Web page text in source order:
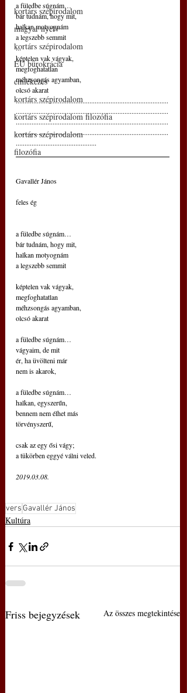
kortárs szépirodalom
magyar nyelv
kortárs szépirodalom
EU bürokrácia
emlékezés
kortárs szépirodalom
kortárs szépirodalom filozófia
kortárs szépirodalom
filozófia
a füledbe súgnám…
bár tudnám, hogy mit,
halkan motyognám
a legszebb semmit
...
képtelen vak vágyak,
megfoghatatlan
méhzsongás agyamban,
olcsó akarat
.......................................................................................
.......................................................................................
.......................................................................................
.......................................................................................
..............................................
Gavallér János
feles ég
a füledbe súgnám…
bár tudnám, hogy mit,
halkan motyognám
a legszebb semmit
képtelen vak vágyak,
megfoghatatlan
méhzsongás agyamban,
olcsó akarat
a füledbe súgnám…
vágyaim, de mit
ér, ha üvölteni már
nem is akarok,
a füledbe súgnám…
halkan, egyszerűn,
bennem nem élhet más
törvényszerű,
csak az egy ősi vágy;
a tükörben eggyé válni veled.
2019.03.08.
vers Gavallér János
Kultúra
Friss bejegyzések Az összes megtekintése